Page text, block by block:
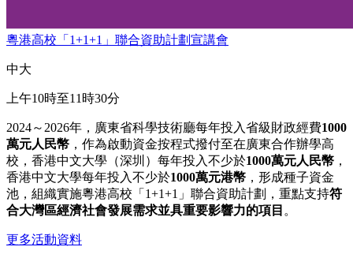
粵港高校「1+1+1」聯合資助計劃宣講會
中大
上午10時至11時30分
2024～2026年，廣東省科學技術廳每年投入省級財政經費1000
萬元人民幣 ，作為啟動資金按程式撥付至在廣東合作辦學高
校，香港中文大學（深圳）每年投入不少於1000萬元人民幣 ，
香港中文大學每年投入不少於1000萬元港幣 ，形成種子資金
池，組織實施粵港高校「1+1+1」聯合資助計劃，重點支持符
合大灣區經濟社會發展需求並具重要影響力的項目 。
更多活動資料